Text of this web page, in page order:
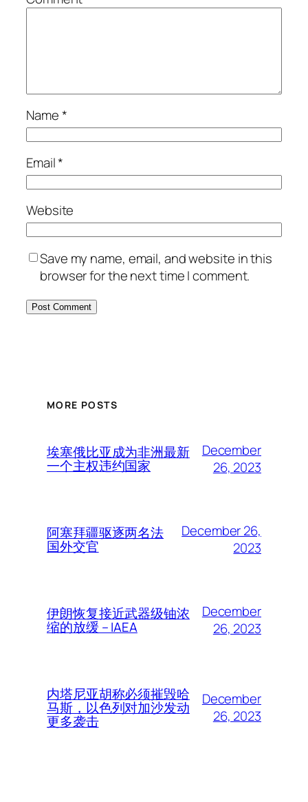
Name*
Email*
Website
Save my name, email, and website in this
browser for the next time I comment.
MORE POSTS
埃塞俄比亚成为非洲最新
一个主权违约国家
December
26, 2023
阿塞拜疆驱逐两名法
国外交官
December 26,
2023
伊朗恢复接近武器级铀浓
缩的放缓 – IAEA
December
26, 2023
内塔尼亚胡称必须摧毁哈
马斯，以色列对加沙发动
更多袭击
December
26, 2023